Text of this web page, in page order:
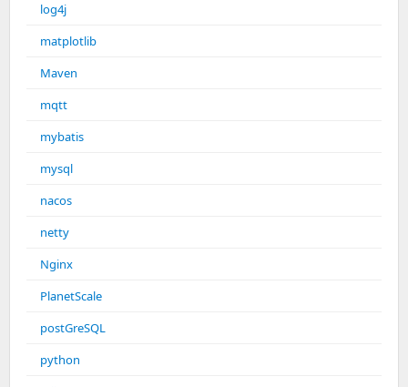
log4j
matplotlib
Maven
mqtt
mybatis
mysql
nacos
netty
Nginx
PlanetScale
postGreSQL
python